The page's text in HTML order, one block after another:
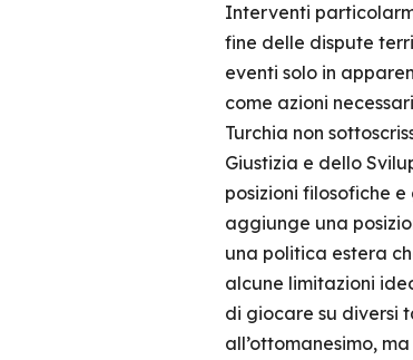
Interventi
fine delle dispute
eventi solo in
come azioni
Turchia non
Giustizia e dello
posizioni filosofiche
aggiunge una
una politica estera
alcune limitazioni
di giocare su diversi
all’ottomanesimo,